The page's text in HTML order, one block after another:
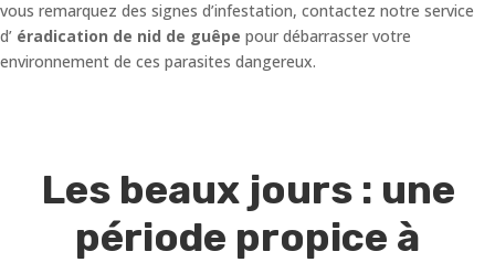
vous remarquez des signes d’infestation, contactez notre service
d’ éradication de nid de guêpe pour débarrasser votre
environnement de ces parasites dangereux.
Les beaux jours : une
période propice à